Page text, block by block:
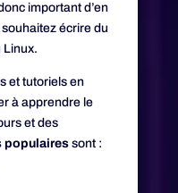
important d’en
écrire du
Linux.
et tutoriels en
à apprendre le
et des
populairessont :